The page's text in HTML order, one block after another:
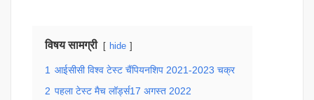
विषय सामग्री hide
1 आईसीसी विश्व टेस्ट चैंपियनशिप 2021-2023 चक्र
2 पहला टेस्ट मैच लॉर्ड्स17 अगस्त 2022